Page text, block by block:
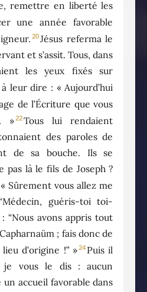
remettre en liberté les
une année favorable
20Jésus referma le
et s’assit. Tous, dans
les yeux fixés sur
leur dire : « Aujourd’hui
de l’Écriture que vous
»22Tous lui rendaient
des paroles de
de sa bouche. Ils se
pas là le fils de Joseph ?
Sûrement vous allez me
guéris-toi toi-
“Nous avons appris tout
; fais donc de
d’origine !” »24 Puis il
je vous le dis : aucun
accueil favorable dans